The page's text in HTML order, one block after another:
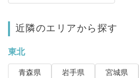
近隣のエリアから探す
東北
青森県 岩手県 宮城県